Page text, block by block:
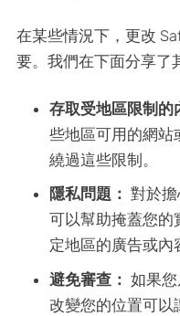
在某些情況下，更改
要。我們在下面分享了
存取受地區限制的
些地區可用的網站
繞過這些限制。
隱私問題： 對於
可以幫助掩蓋您的
定地區的廣告或內
避免審查： 如果您
改變您的位置可以